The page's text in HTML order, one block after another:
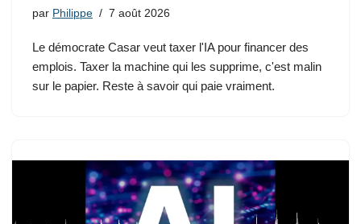
par Philippe 7 août 2026
Le démocrate Casar veut taxer l'IA pour financer des
emplois. Taxer la machine qui les supprime, c'est malin
sur le papier. Reste à savoir qui paie vraiment.